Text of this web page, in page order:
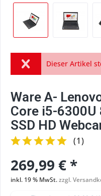
Dieser Artikel
Ware A-
Core i5-6300U
SSD HD
(1)
269,99 € *
inkl. 19 % MwSt.zzgl.